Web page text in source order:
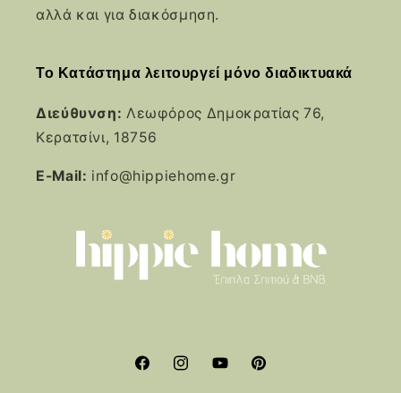
αλλά και για διακόσμηση.
Το Κατάστημα λειτουργεί μόνο διαδικτυακά
Διεύθυνση: Λεωφόρος Δημοκρατίας 76,
Κερατσίνι, 18756
E-Mail: info@hippiehome.gr
FacebookInstagramYouTubePinterest